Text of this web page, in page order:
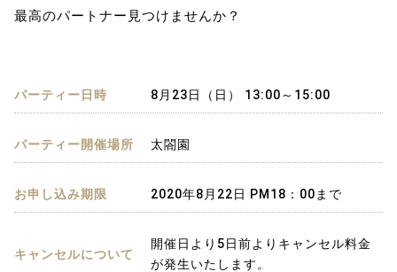
最高のパートナー見つけませんか？
パーティー日時 8月23日（日） 13:00～15:00
パーティー開催場所 太閤園
お申し込み期限 2020年8月22日 PM18：00まで
キャンセルについて
開催日より5日前よりキャンセル料金
が発生いたします。